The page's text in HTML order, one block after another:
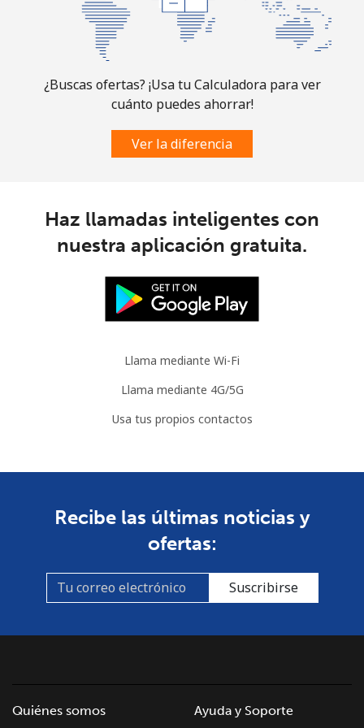
¿Buscas ofertas? ¡Usa tu Calculadora para ver
cuánto puedes ahorrar!
Ver la diferencia
Haz llamadas inteligentes con
nuestra aplicación gratuita.
Llama mediante Wi-Fi
Llama mediante 4G/5G
Usa tus propios contactos
Recibe las últimas noticias y
ofertas:
Suscribirse
Quiénes somos
Ayuda y Soporte